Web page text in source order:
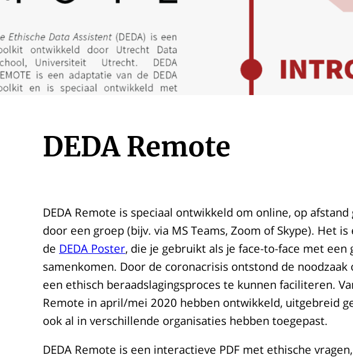
DEDA Remote
DEDA Remote is speciaal ontwikkeld om online, op
door een groep (bijv. via MS Teams, Zoom of Skype). Het is
de DEDA Poster, die je gebruikt als je face-to-face met een
samenkomen. Door de coronacrisis ontstond de noodzaak
een ethisch beraadslagingsproces te kunnen faciliteren.
Remote in april/mei 2020 hebben ontwikkeld, uitgebreid
ook al in verschillende organisaties hebben toegepast.
DEDA Remote is een interactieve PDF met ethische